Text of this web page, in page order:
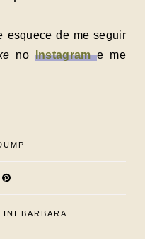
esquece de me seguir
no Instagrame me
BARBARA